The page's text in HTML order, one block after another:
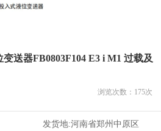
送器FB0803F104 E3 i M1 过载及
浏览次数： 175次
发货地:河南省郑州中原区